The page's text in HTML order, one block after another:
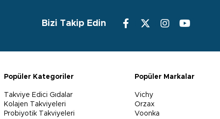
Bizi Takip Edin
Popüler Kategoriler
Takviye Edici Gıdalar
Kolajen Takviyeleri
Probiyotik Takviyeleri
Popüler Markalar
Vichy
Orzax
Voonka